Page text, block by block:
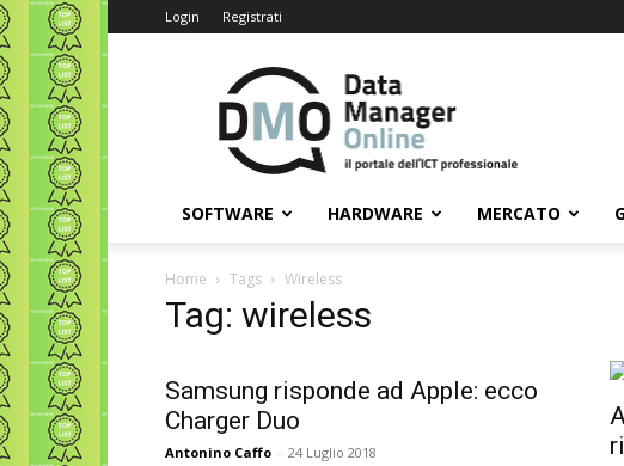
Login Registrati
Data
Manager
Online
SOFTWARE HARDWARE MERCATO
Home Tags Wireless
Tag: wireless
Samsung risponde ad Apple: ecco
Charger Duo
Antonino Caffo - 24 Luglio 2018